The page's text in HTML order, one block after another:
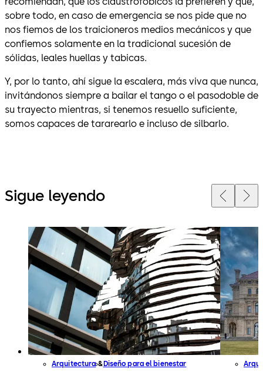
sobre todo, en caso de emergencia se nos pide que no
nos fiemos de los traicioneros medios mecánicos y que
confiemos solamente en la tradicional sucesión de
sólidas, leales huellas y tabicas.
Y, por lo tanto, ahí sigue la escalera, más viva que nunca,
invitándonos siempre a bailar el tango o el pasodoble de
su trayecto mientras, si tenemos resuello suficiente,
somos capaces de tararearlo e incluso de silbarlo.
Sigue leyendo
Arquitectura Diseño para el bienestar